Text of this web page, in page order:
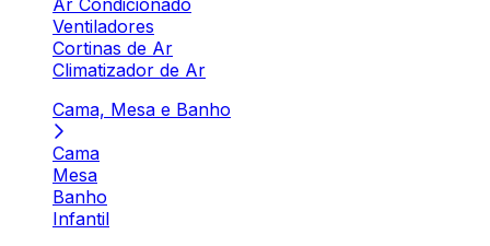
Ar Condicionado
Ventiladores
Cortinas de Ar
Climatizador de Ar
Cama, Mesa e Banho
Cama
Mesa
Banho
Infantil